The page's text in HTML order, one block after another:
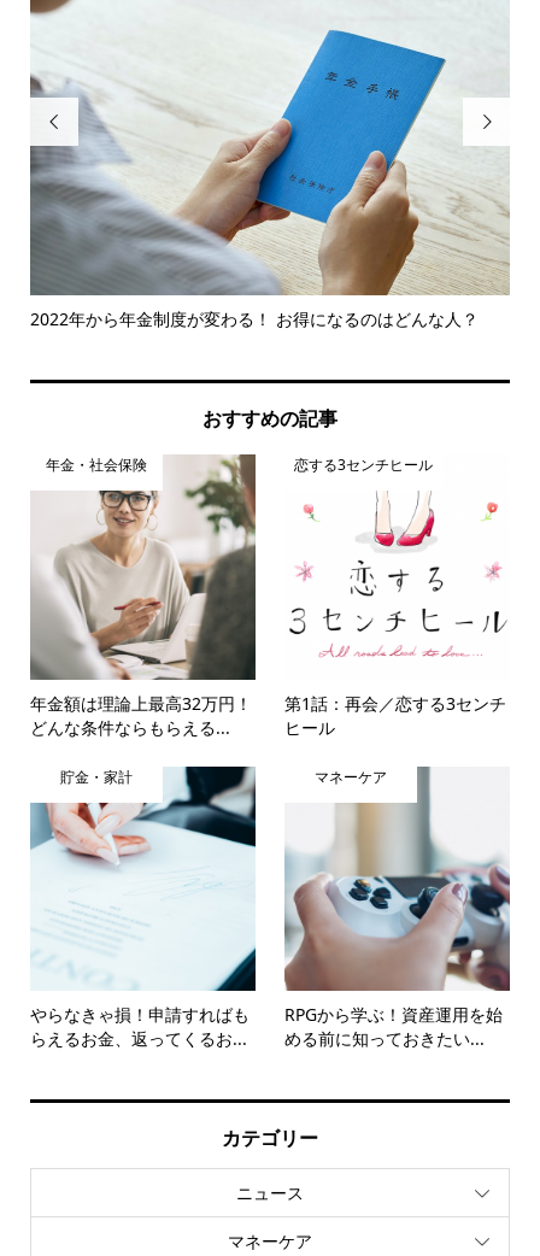

2022年から年金制度が変わる！ お得になるのはどんな人？

おすすめの記事
年金・社会保険
年金額は理論上最高32万円！
どんな条件ならもらえる...
恋する3センチヒール
第1話：再会／恋する3センチ
ヒール
貯金・家計
やらなきゃ損！申請すればも
らえるお金、返ってくるお...
マネーケア
RPGから学ぶ！資産運用を始
める前に知っておきたい...
カテゴリー
ニュース
マネーケア